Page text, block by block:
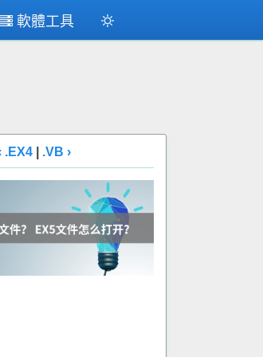
軟體工具
.EX4 .VB ›